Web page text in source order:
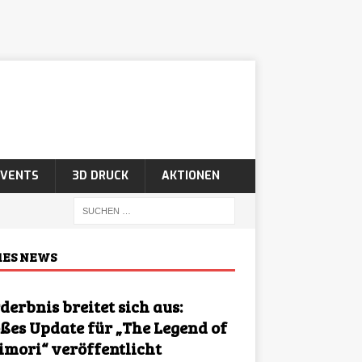
3D DRUCK AKTIONEN
NEWS
breitet sich aus:
Update für „The Legend of
veröffentlicht